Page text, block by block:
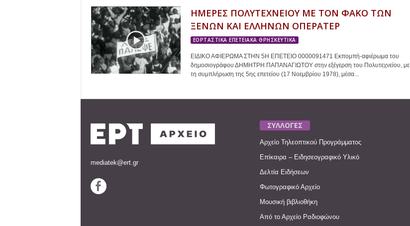
ΗΜΕΡΕΣ ΠΟΛΥΤΕΧΝΕΙΟΥ ΜΕ ΤΟΝ ΦΑΚΟ ΤΩΝ
ΞΕΝΩΝ ΚΑΙ ΕΛΛΗΝΩΝ ΟΠΕΡΑΤΕΡ
ΕΟΡΤΑΣΤΙΚΑ ΕΠΕΤΕΙΑΚΑ ΘΡΗΣΚΕΥΤΙΚΑ
ΕΙΔΙΚΟ ΑΦΙΕΡΩΜΑ ΣΤΗΝ 5Η ΕΠΕΤΕΙΟ 0000091471 Εκπομπή-αφιέρωμα του
δημοσιογράφου ΔΗΜΗΤΡΗ ΠΑΠΑΝΑΓΙΩΤΟΥ στην εξέγερση του Πολυτεχνείου, με
τη συμπλήρωση της 5ης επετείου (17 Νοεμβρίου 1978), μέσα...
mediatek@ert.gr
ΣΥΛΛΟΓΕΣ
Αρχείο Τηλεοπτικού Προγράμματος
Επίκαιρα – Ειδησεογραφικό Υλικό
Δελτία Ειδήσεων
Φωτογραφικό Αρχείο
Μουσική βιβλιοθήκη
Από το Αρχείο Ραδιοφώνου